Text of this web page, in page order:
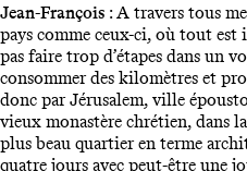
Jean-François : A travers tous
pays comme ceux-ci, où tout est
pas faire trop d’étapes dans un
consommer des kilomètres et
donc par Jérusalem, ville
vieux monastère chrétien, dans
plus beau quartier en terme
quatre jours avec peut-être une